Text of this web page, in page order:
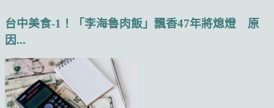
台中美食-1！「李海魯肉飯」飄香47年將熄燈 原
因...